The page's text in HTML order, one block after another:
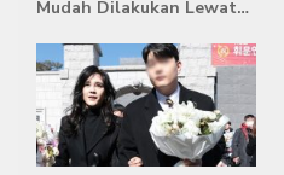
Mudah Dilakukan Lewat